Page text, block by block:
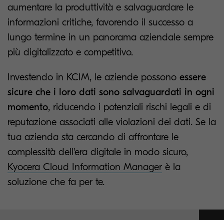
aumentare la produttività e salvaguardare le
informazioni critiche, favorendo il successo a
lungo termine in un panorama aziendale sempre
più digitalizzato e competitivo.
Investendo in KCIM, le aziende possono essere
sicure che i loro dati sono salvaguardati in ogni
momento, riducendo i potenziali rischi legali e di
reputazione associati alle violazioni dei dati. Se la
tua azienda sta cercando di affrontare le
complessità dell'era digitale in modo sicuro,
Kyocera Cloud Information Manager è la
soluzione che fa per te.